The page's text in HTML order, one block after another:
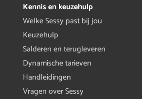
Kennis en keuzehulp
Welke Sessy past bij jou
Keuzehulp
Salderen en terugleveren
Dynamische tarieven
Handleidingen
Vragen over Sessy